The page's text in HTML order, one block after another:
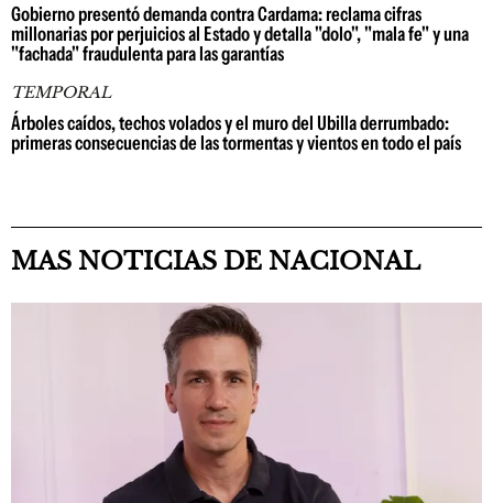
Gobierno presentó demanda contra Cardama: reclama cifras
millonarias por perjuicios al Estado y detalla "dolo", "mala fe" y una
"fachada" fraudulenta para las garantías
TEMPORAL
Árboles caídos, techos volados y el muro del Ubilla derrumbado:
primeras consecuencias de las tormentas y vientos en todo el país
MAS NOTICIAS DE NACIONAL